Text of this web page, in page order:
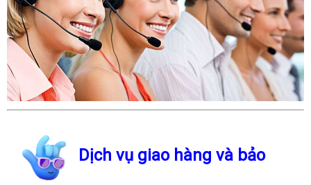
Dịch vụ giao hàng và bảo